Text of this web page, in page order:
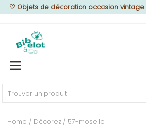
♡ Objets de décoration occasion
Home
MEUBLEZ
Home Décorez 57-moselle